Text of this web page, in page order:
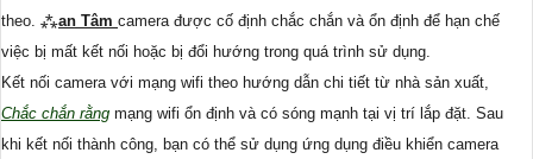
theo. ⁂an Tâm camera được cố định chắc chắn và ổn định để hạn chế
việc bị mất kết nối hoặc bị đổi hướng trong quá trình sử dụng.
Kết nối camera với mạng wifi theo hướng dẫn chi tiết từ nhà sản xuất,
Chắc chắn rằng mạng wifi ổn định và có sóng mạnh tại vị trí lắp đặt. Sau
khi kết nối thành công, bạn có thể sử dụng ứng dụng điều khiển camera